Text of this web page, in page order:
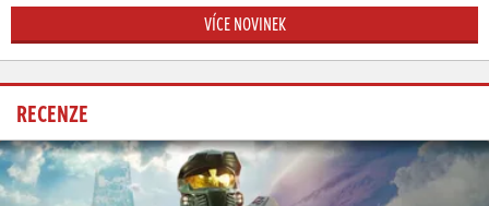
VÍCE NOVINEK
RECENZE